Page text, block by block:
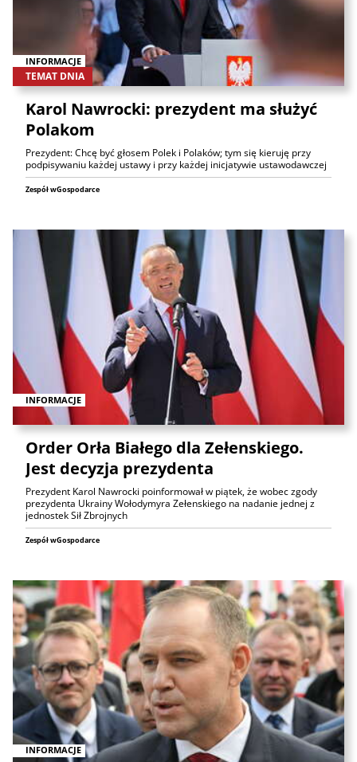
INFORMACJE
TEMAT DNIA
Karol Nawrocki: prezydent ma służyć
Polakom
Prezydent: Chcę być głosem Polek i Polaków; tym się kieruję przy
podpisywaniu każdej ustawy i przy każdej inicjatywie ustawodawczej
Zespół wGospodarce
INFORMACJE
Order Orła Białego dla Zełenskiego.
Jest decyzja prezydenta
Prezydent Karol Nawrocki poinformował w piątek, że wobec zgody
prezydenta Ukrainy Wołodymyra Zełenskiego na nadanie jednej z
jednostek Sił Zbrojnych
Zespół wGospodarce
INFORMACJE